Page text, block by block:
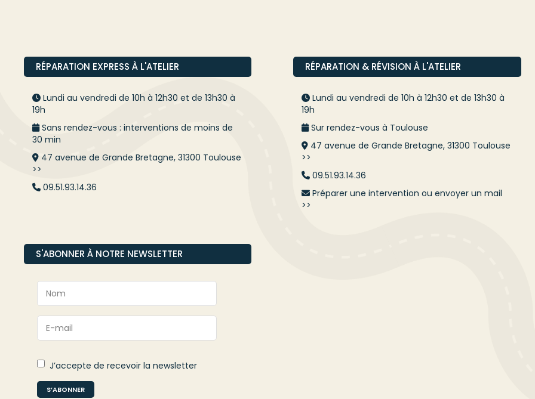
RÉPARATION EXPRESS À L'ATELIER
Lundi au vendredi de 10h à 12h30 et de 13h30 à
19h
Sans rendez-vous : interventions de moins de
30 min
47 avenue de Grande Bretagne, 31300 Toulouse
>>
09.51.93.14.36
RÉPARATION & RÉVISION À L'ATELIER
Lundi au vendredi de 10h à 12h30 et de 13h30 à
19h
Sur rendez-vous à Toulouse
47 avenue de Grande Bretagne, 31300 Toulouse
>>
09.51.93.14.36
Préparer une intervention ou envoyer un mail
>>
S'ABONNER À NOTRE NEWSLETTER
J’accepte de recevoir la newsletter
S’ABONNER